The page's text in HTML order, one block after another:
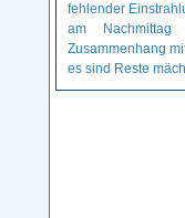
fehlender
am
Zusammenhang
es sind Reste